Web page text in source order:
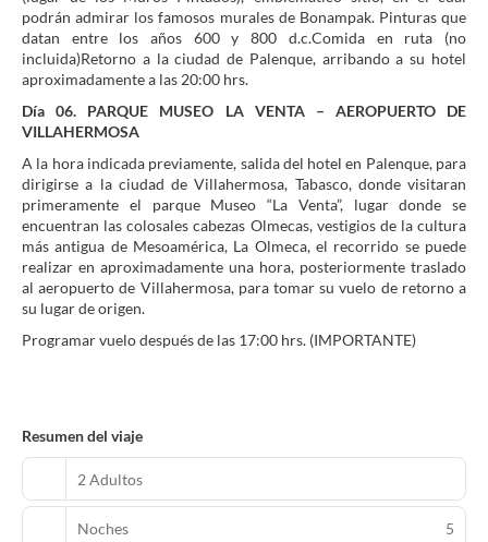
podrán admirar los famosos murales de Bonampak. Pinturas que
datan entre los años 600 y 800 d.c.Comida en ruta (no
incluida)Retorno a la ciudad de Palenque, arribando a su hotel
aproximadamente a las 20:00 hrs.
Día 06. PARQUE MUSEO LA VENTA – AEROPUERTO DE
VILLAHERMOSA
A la hora indicada previamente, salida del hotel en Palenque, para
dirigirse a la ciudad de Villahermosa, Tabasco, donde visitaran
primeramente el parque Museo “La Venta”, lugar donde se
encuentran las colosales cabezas Olmecas, vestigios de la cultura
más antigua de Mesoamérica, La Olmeca, el recorrido se puede
realizar en aproximadamente una hora, posteriormente traslado
al aeropuerto de Villahermosa, para tomar su vuelo de retorno a
su lugar de origen.
Programar vuelo después de las 17:00 hrs. (IMPORTANTE)
Resumen del viaje
2 Adultos
Noches 5